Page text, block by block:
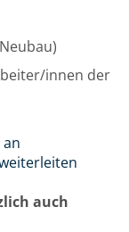
innen der
an
auch